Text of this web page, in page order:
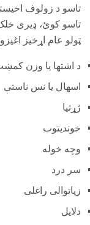
تاسو د زولوف
تاسو کوئ، ډیری
ټولو عام اړخیز
د اشتها یا وزن
اسهال یا نس ناستې
ژړتیا
خوندیتوب
وچه خوله
سر درد
زیاتوالی راغلی
دلایل